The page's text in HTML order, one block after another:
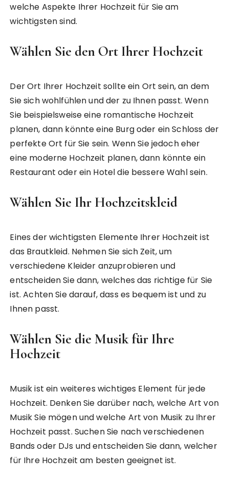
welche Aspekte Ihrer Hochzeit für Sie am
wichtigsten sind.
Wählen Sie den Ort Ihrer Hochzeit
Der Ort Ihrer Hochzeit sollte ein Ort sein, an dem
Sie sich wohlfühlen und der zu Ihnen passt. Wenn
Sie beispielsweise eine romantische Hochzeit
planen, dann könnte eine Burg oder ein Schloss der
perfekte Ort für Sie sein. Wenn Sie jedoch eher
eine moderne Hochzeit planen, dann könnte ein
Restaurant oder ein Hotel die bessere Wahl sein.
Wählen Sie Ihr Hochzeitskleid
Eines der wichtigsten Elemente Ihrer Hochzeit ist
das Brautkleid. Nehmen Sie sich Zeit, um
verschiedene Kleider anzuprobieren und
entscheiden Sie dann, welches das richtige für Sie
ist. Achten Sie darauf, dass es bequem ist und zu
Ihnen passt.
Wählen Sie die Musik für Ihre
Hochzeit
Musik ist ein weiteres wichtiges Element für jede
Hochzeit. Denken Sie darüber nach, welche Art von
Musik Sie mögen und welche Art von Musik zu Ihrer
Hochzeit passt. Suchen Sie nach verschiedenen
Bands oder DJs und entscheiden Sie dann, welcher
für Ihre Hochzeit am besten geeignet ist.